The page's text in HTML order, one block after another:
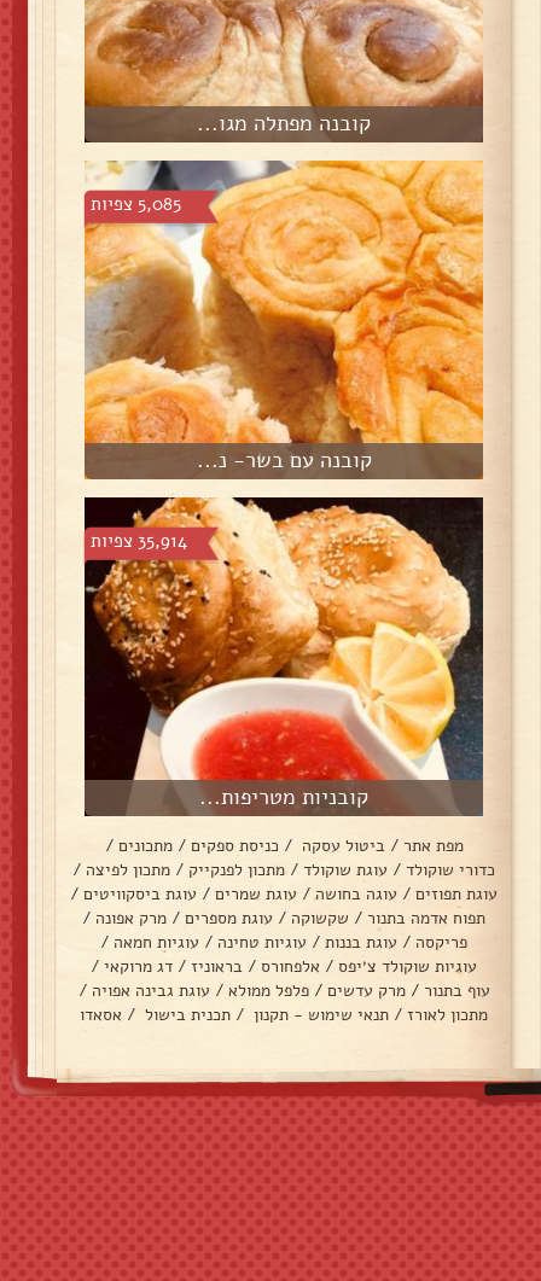
קובנה מפתלה מגו...
5,085 צפיות
קובנה עם בשר- נ...
35,914 צפיות
קובניות מטריפות...
מפת אתר / ביטול עסקה / כניסת ספקים / מתכונים /
כדורי שוקולד / עוגת שוקולד / מתכון לפנקייק / מתכון לפיצה /
עוגת תפוזים / עוגה בחושה / עוגת שמרים / עוגת ביסקוויטים /
תפוח אדמה בתנור / שקשוקה / עוגת מספרים / מרק אפונה /
פריקסה / עוגת בננות / עוגיות טחינה / עוגיות חמאה /
עוגיות שוקולד צ׳יפס / אלפחורס / בראוניז / דג מרוקאי /
עוף בתנור / מרק עדשים / פלפל ממולא / עוגת גבינה אפויה /
מתכון לאורז / תנאי שימוש - תקנון / תכנית בישול / אסאדו